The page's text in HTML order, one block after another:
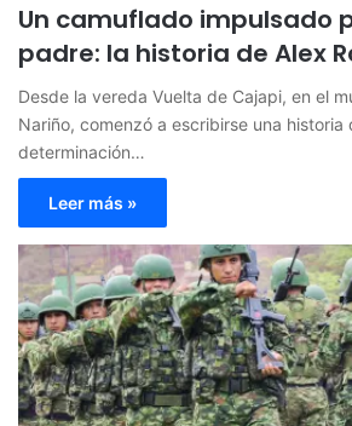
Un camuflado impulsado
padre: la historia de Alex
Desde la vereda Vuelta de Cajapi, en el
Nariño, comenzó a escribirse una historia
determinación…
Leer más »